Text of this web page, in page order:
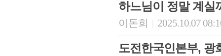
하느님이 정말 계실
이돈희 2025.10.07
도전한국인본부, 광